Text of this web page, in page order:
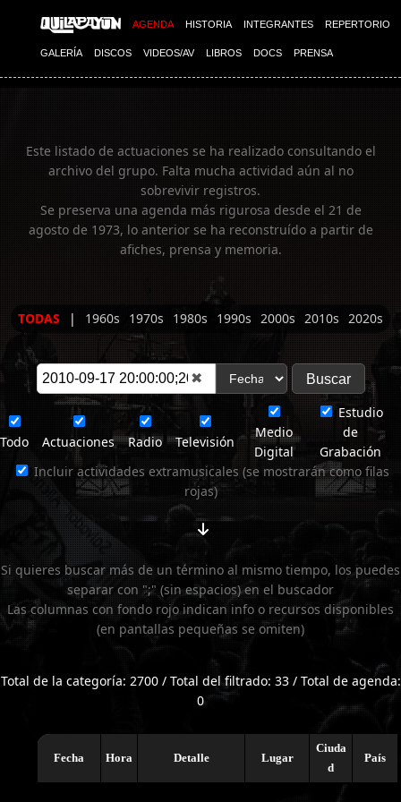
AGENDA HISTORIA INTEGRANTES REPERTORIO
GALERÍA DISCOS VIDEOS/AV LIBROS DOCS PRENSA
Imagen 01
Este listado de actuaciones se ha realizado consultando el
archivo del grupo. Falta mucha actividad aún al no
sobrevivir registros.
Se preserva una agenda más rigurosa desde el 21 de
agosto de 1973, lo anterior se ha reconstruído a partir de
afiches, prensa y memoria.
TODAS | 1960s 1970s 1980s 1990s 2000s 2010s 2020s
✖
Todo Actuaciones Radio Televisión
Medio
Digital
Estudio
de
Grabación
Incluir actividades extramusicales (se mostrarán como filas
rojas)
Si quieres buscar más de un término al mismo tiempo, los puedes
separar con ";" (sin espacios) en el buscador
Las columnas con fondo rojo indican info o recursos disponibles
(en pantallas pequeñas se omiten)
Total de la categoría: 2700 / Total del filtrado: 33 / Total de agenda:
0
Fecha Hora Detalle Lugar
Ciuda
d
País